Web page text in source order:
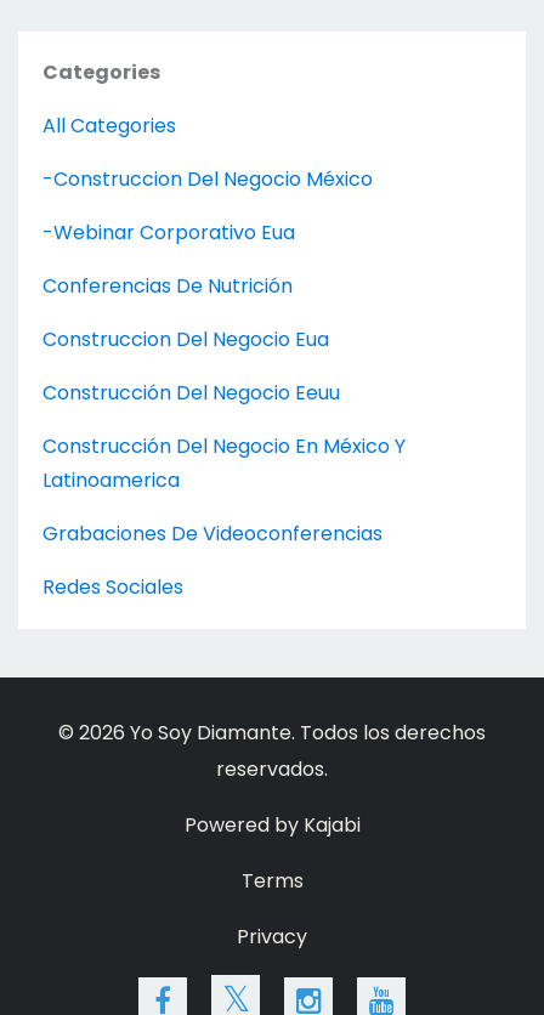
Categories
All Categories
-construccion Del Negocio México
-webinar Corporativo Eua
Conferencias De Nutrición
Construccion Del Negocio Eua
Construcción Del Negocio Eeuu
Construcción Del Negocio En México Y
Latinoamerica
Grabaciones De Videoconferencias
Redes Sociales
© 2026 Yo Soy Diamante. Todos los derechos
reservados.
Powered by Kajabi
Terms
Privacy